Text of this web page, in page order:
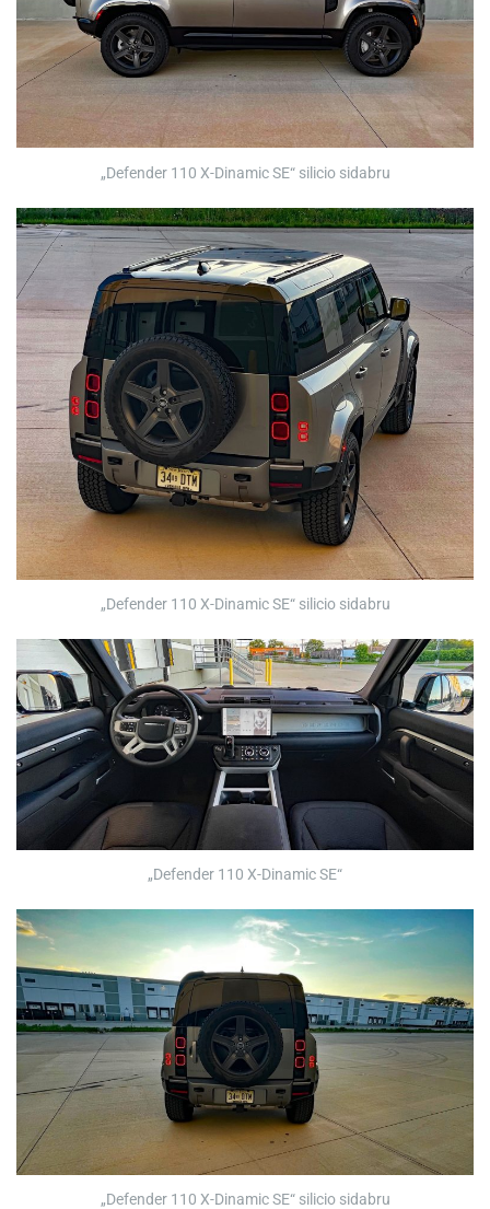
„Defender 110 X-Dinamic SE“ silicio sidabru
„Defender 110 X-Dinamic SE“ silicio sidabru
„Defender 110 X-Dinamic SE“
„Defender 110 X-Dinamic SE“ silicio sidabru